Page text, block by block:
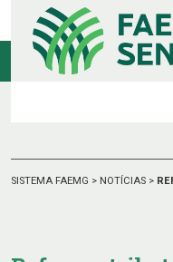
SISTEMA FAEMG > NOTÍCIAS >